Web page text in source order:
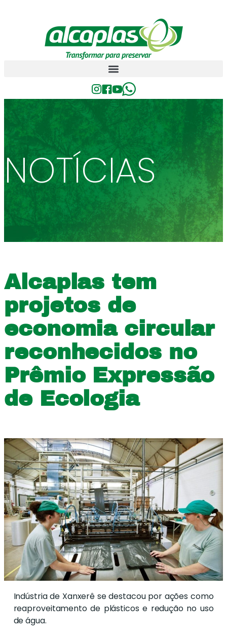
NOTÍCIAS
Alcaplas tem
projetos de
economia circular
reconhecidos no
Prêmio Expressão
de Ecologia
Indústria de Xanxerê se destacou por ações como
reaproveitamento de plásticos e redução no uso
de água.